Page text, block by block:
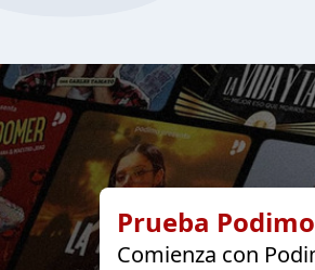
Prueba
Comienza con